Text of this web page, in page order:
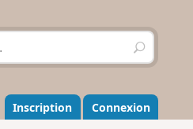
R
e
h
e
r
Inscription Connexion